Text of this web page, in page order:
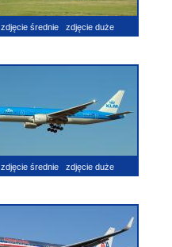
zdjęcie średnie zdjęcie duże
zdjęcie średnie zdjęcie duże